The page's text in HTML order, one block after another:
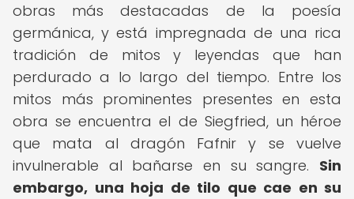
obras más destacadas de la poesía
germánica, y está impregnada de una rica
tradición de mitos y leyendas que han
perdurado a lo largo del tiempo. Entre los
mitos más prominentes presentes en esta
obra se encuentra el de Siegfried, un héroe
que mata al dragón Fafnir y se vuelve
invulnerable al bañarse en su sangre. Sin
embargo, una hoja de tilo que cae en su